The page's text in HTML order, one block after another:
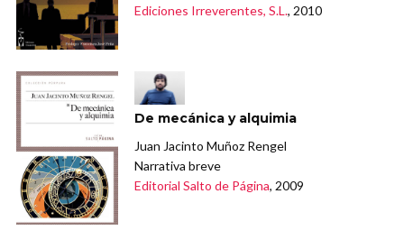
Ediciones Irreverentes, S.L., 2010
De mecánica y alquimia
Juan Jacinto Muñoz Rengel
Narrativa breve
Editorial Salto de Página, 2009